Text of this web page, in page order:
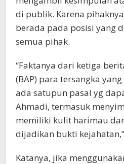
di publik. Karena
berada pada posisi yang
semua pihak.
“Faktanya dari ketiga
(BAP) para tersangka
ada satupun pasal yg
Ahmadi, termasuk
memiliki kulit harimau
dijadikan bukti
Katanya, jika